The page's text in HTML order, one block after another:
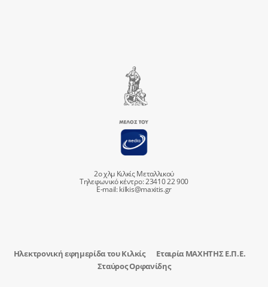
2ο χλμ Κιλκίς Μεταλλικού
Τηλεφωνικό κέντρο: 23410 22 900
E-mail:kilkis@maxitis.gr
Ηλεκτρονική εφημερίδα του Κιλκίς
Εταιρία ΜΑΧΗΤΗΣ Ε.Π.Ε.
Σταύρος Ορφανίδης